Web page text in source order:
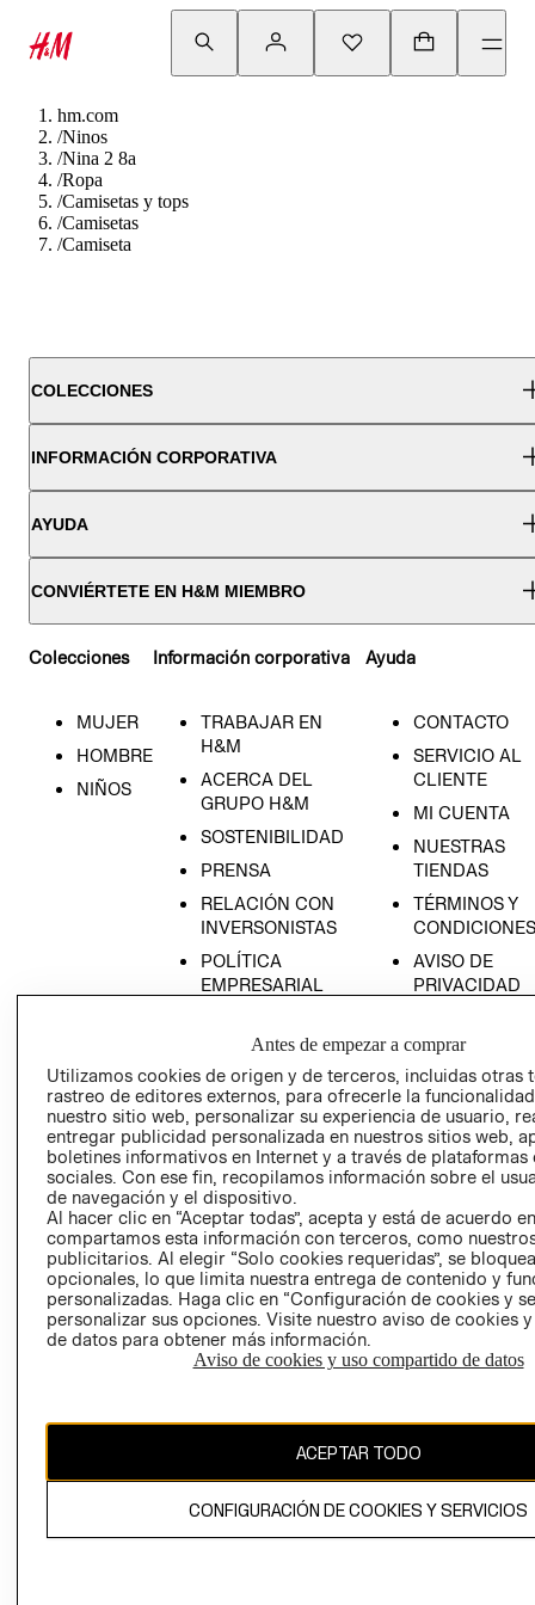
hm.com
/Ninos
/Nina 2 8a
/Ropa
/Camisetas y tops
/Camisetas
/Camiseta
COLECCIONES
INFORMACIÓN CORPORATIVA
AYUDA
CONVIÉRTETE EN H&M MIEMBRO
Colecciones
MUJER
HOMBRE
NIÑOS
Información corporativa
TRABAJAR EN
H&M
ACERCA DEL
GRUPO H&M
SOSTENIBILIDAD
PRENSA
RELACIÓN CON
INVERSONISTAS
POLÍTICA
EMPRESARIAL
Ayuda
CONTACTO
SERVICIO AL
CLIENTE
MI CUENTA
NUESTRAS
TIENDAS
TÉRMINOS Y
CONDICIONES
AVISO DE
PRIVACIDAD
AVISO DE
COOKIES
LIBRO DE
Ecuador ($)
CAMBIAR REGIÓN
El contenido de esta página web está protegido por copyright y es
Antes de empezar a comprar
Utilizamos cookies de origen y de terceros, incluidas otras
rastreo de editores externos, para ofrecerle la
nuestro sitio web, personalizar su experiencia de usuario,
entregar publicidad personalizada en nuestros sitios web,
boletines informativos en Internet y a través de plataformas
sociales. Con ese fin, recopilamos información sobre el
de navegación y el dispositivo.
Al hacer clic en “Aceptar todas”, acepta y está de acuerdo
compartamos esta información con terceros, como
publicitarios. Al elegir “Solo cookies requeridas”, se
opcionales, lo que limita nuestra entrega de contenido y
personalizadas. Haga clic en “Configuración de cookies y
personalizar sus opciones. Visite nuestro aviso de cookies
de datos para obtener más información.
Aviso de cookies y uso compartido de datos
ACEPTAR TODO
CONFIGURACIÓN DE COOKIES Y SERVICIOS